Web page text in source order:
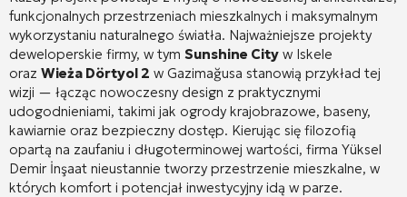
funkcjonalnych przestrzeniach mieszkalnych i maksymalnym
wykorzystaniu naturalnego światła. Najważniejsze projekty
deweloperskie firmy, w tym Sunshine City w Iskele
oraz Wieża Dörtyol 2 w Gazimağusa stanowią przykład tej
wizji — łącząc nowoczesny design z praktycznymi
udogodnieniami, takimi jak ogrody krajobrazowe, baseny,
kawiarnie oraz bezpieczny dostęp. Kierując się filozofią
opartą na zaufaniu i długoterminowej wartości, firma Yüksel
Demir İnşaat nieustannie tworzy przestrzenie mieszkalne, w
których komfort i potencjał inwestycyjny idą w parze.